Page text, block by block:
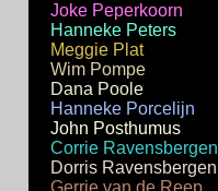
Joke Peperkoorn
Hanneke Peters
Meggie Plat
Wim Pompe
Dana Poole
Hanneke Porcelijn
John Posthumus
Corrie Ravensbergen
Dorris Ravensbergen
Gerrie van de Reep